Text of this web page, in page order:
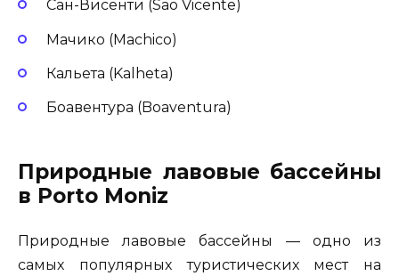
Сан-Висенти (Sao Vicente)
Мачико (Machico)
Кальета (Kalheta)
Боавентура (Boaventura)
Природные лавовые бассейны
в Porto Moniz
Природные лавовые бассейны — одно из
самых популярных туристических мест на